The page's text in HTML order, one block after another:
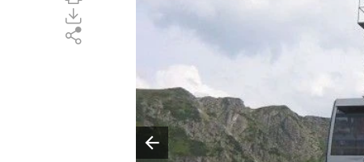
Poprzedni slajd